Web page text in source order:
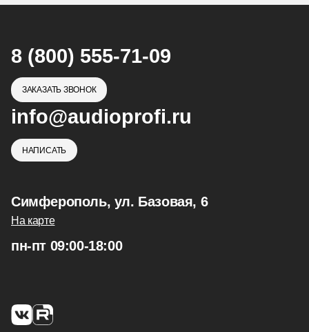
8 (800) 555-71-09
ЗАКАЗАТЬ ЗВОНОК
info@audioprofi.ru
НАПИСАТЬ
Симферополь, ул. Базовая, 6
На карте
пн-пт 09:00-18:00